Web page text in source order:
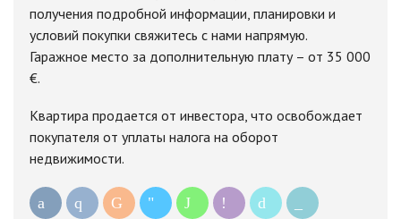
получения подробной информации, планировки и
условий покупки свяжитесь с нами напрямую.
Гаражное место за дополнительную плату – от 35 000
€.
Квартира продается от инвестора, что освобождает
покупателя от уплаты налога на оборот
недвижимости.